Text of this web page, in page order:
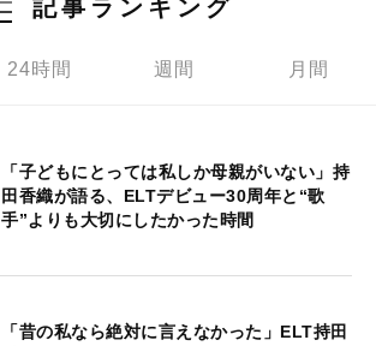
記事ランキング
24時間 週間 月間
「子どもにとっては私しか母親がいない」持
田香織が語る、ELTデビュー30周年と“歌
手”よりも大切にしたかった時間
「昔の私なら絶対に言えなかった」ELT持田